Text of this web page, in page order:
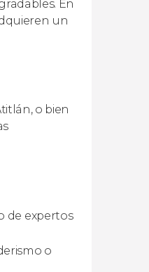
En
un
o bien
de expertos
o